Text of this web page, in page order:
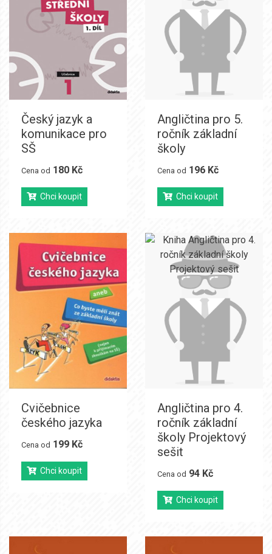
Český jazyk a
komunikace pro
SŠ
Cena od 180 Kč
Chci koupit
Angličtina pro 5.
ročník základní
školy
Cena od 196 Kč
Chci koupit
Cvičebnice
českého jazyka
Cena od 199 Kč
Chci koupit
Angličtina pro 4.
ročník základní
školy Projektový
sešit
Cena od 94 Kč
Chci koupit